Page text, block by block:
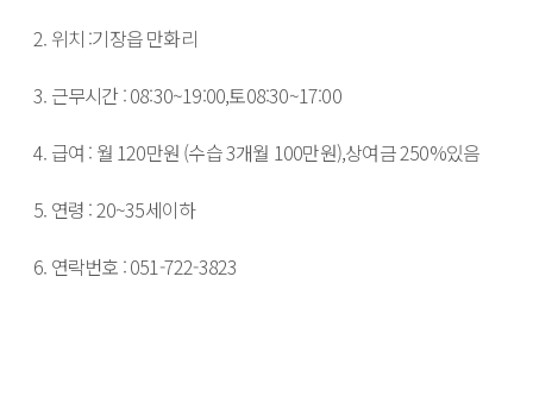
2. 위치 :기장읍 만화리
3. 근무시간 : 08:30~19:00,토08:30~17:00
4. 급여 : 월 120만원 (수습 3개월 100만원),상여금 250%있음
5. 연령 : 20~35세이하
6. 연락번호 : 051-722-3823